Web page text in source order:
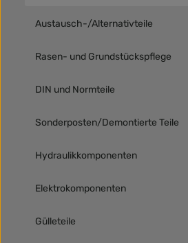
Austausch-/Alternativteile
Rasen- und Grundstückspflege
DIN und Normteile
Sonderposten/Demontierte Teile
Hydraulikkomponenten
Elektrokomponenten
Gülleteile